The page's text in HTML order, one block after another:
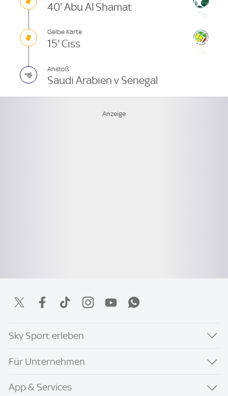
40' Abu Al Shamat
Gelbe Karte
15' Ciss
Anstoß
Saudi Arabien v Senegal
Sky Sport erleben
Für Unternehmen
App & Services